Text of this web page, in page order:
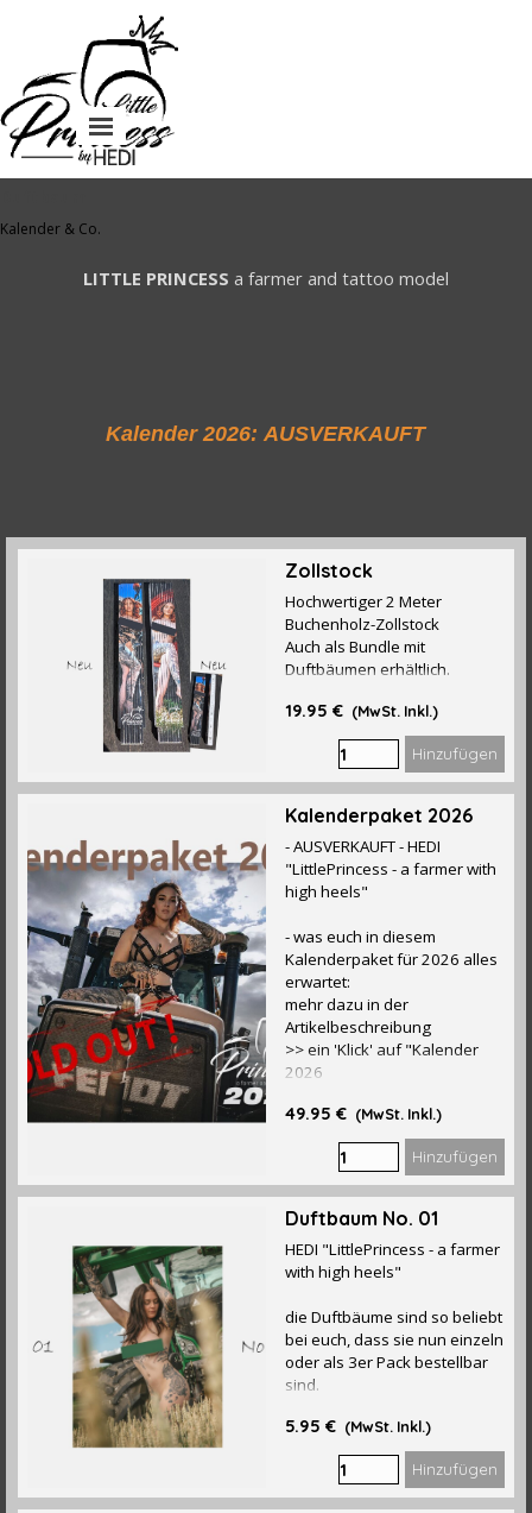
Menü überspringen
Kalender & Co.
LITTLE PRINCESS a farmer and tattoo model
Kalender 2026: AUSVERKAUFT
Zollstock
Hochwertiger 2 Meter
Buchenholz-Zollstock
Auch als Bundle mit
Duftbäumen erhältlich.
19.95 € (MwSt. Inkl.)
Hinzufügen
Kalenderpaket 2026
- AUSVERKAUFT - HEDI
"LittlePrincess - a farmer with
high heels"
- was euch in diesem
Kalenderpaket für 2026 alles
erwartet:
mehr dazu in der
Artikelbeschreibung
>> ein 'Klick' auf "Kalender
2026
49.95 € (MwSt. Inkl.)
Hinzufügen
Duftbaum No. 01
HEDI "LittlePrincess - a farmer
with high heels"
die Duftbäume sind so beliebt
bei euch, dass sie nun einzeln
oder als 3er Pack bestellbar
sind.
5.95 € (MwSt. Inkl.)
Hinzufügen